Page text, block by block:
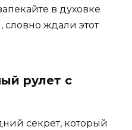
в духовке
словно ждали этот
рулет с
секрет, который